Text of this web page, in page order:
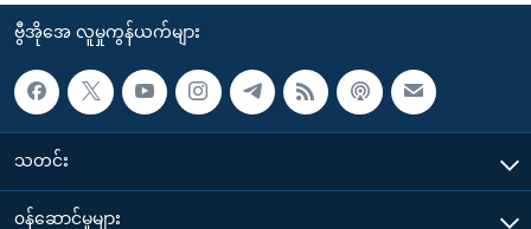
ဗွီအိုအေ လူမှုကွန်ယက်များ
သတင်း
၀န်ဆောင်မှုများ